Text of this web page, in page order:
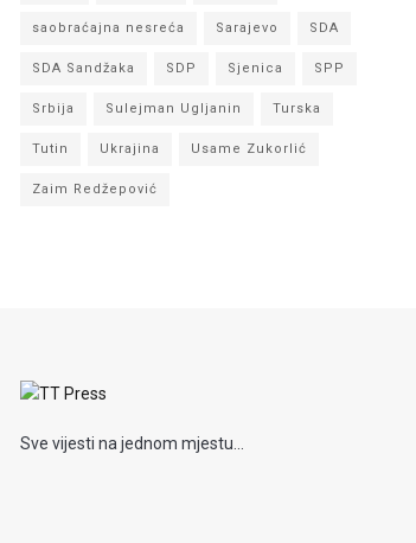
saobraćajna nesreća Sarajevo SDA
SDA Sandžaka SDP Sjenica SPP
Srbija Sulejman Ugljanin Turska
Tutin Ukrajina Usame Zukorlić
Zaim Redžepović
Sve vijesti na jednom mjestu...